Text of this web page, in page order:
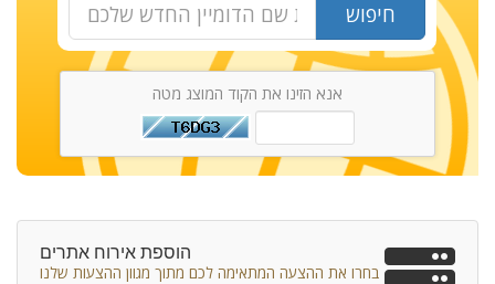
חיפוש
אנא הזינו את הקוד המוצג מטה
הוספת אירוח אתרים
בחרו את ההצעה המתאימה לכם מתוך מגוון ההצעות שלנו